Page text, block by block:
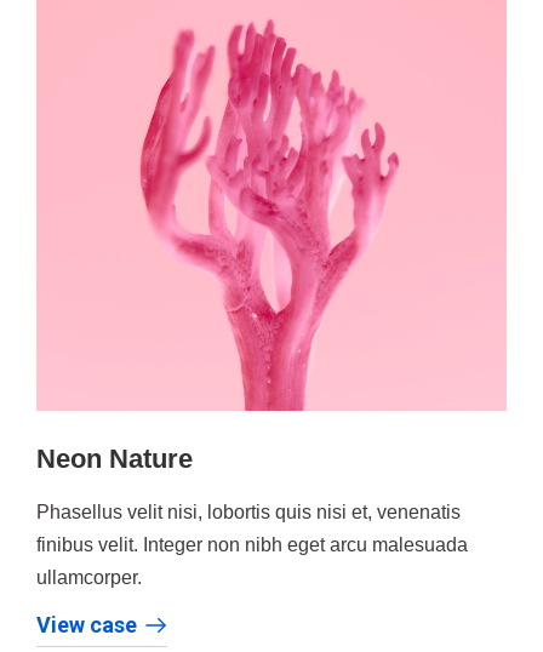
Neon Nature
Phasellus velit nisi, lobortis quis nisi et, venenatis
finibus velit. Integer non nibh eget arcu malesuada
ullamcorper.
View case